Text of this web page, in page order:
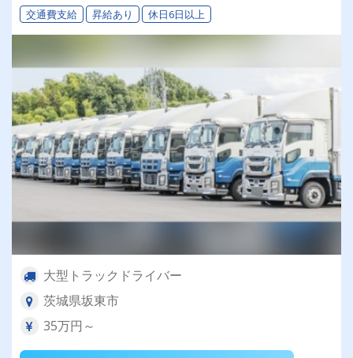
交通費支給 昇給あり 休日6日以上
大型トラックドライバー
茨城県坂東市
35万円～